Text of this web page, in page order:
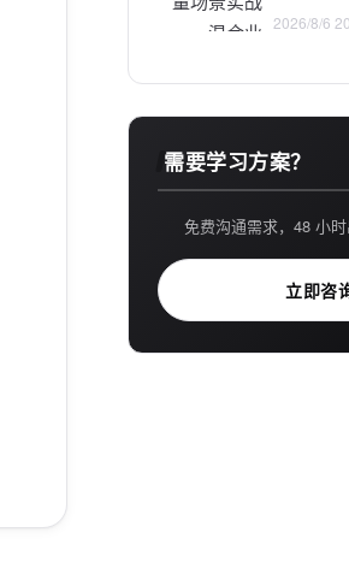
2026/8/6
需要学习方案？
免费沟通需求，48 小时
立即咨